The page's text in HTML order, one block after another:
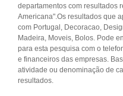
departamentos com resultados
Americana".Os resultados que
com Portugal, Decoracao,
Madeira, Moveis, Bolos. Pode
para esta pesquisa com o
e financeiros das empresas.
atividade ou denominação de
resultados.